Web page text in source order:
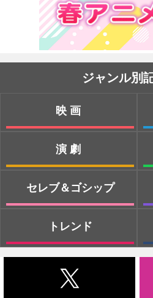
ジャンル別
映画
演劇
セレブ＆ゴシップ
トレンド